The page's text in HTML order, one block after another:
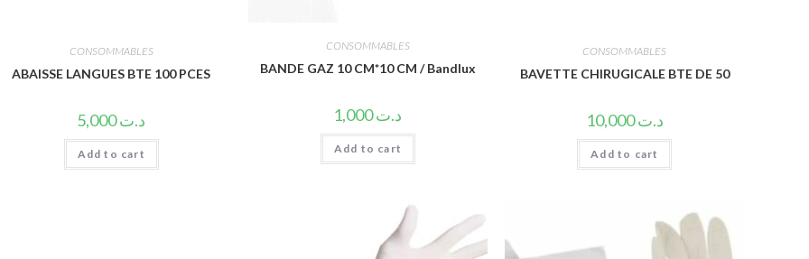
CONSOMMABLES
ABAISSE LANGUES BTE 100 PCES
د.ت5,000
Add to cart
CONSOMMABLES
BANDE GAZ 10 CM*10 CM / Bandlux
د.ت1,000
Add to cart
CONSOMMABLES
BAVETTE CHIRUGICALE BTE DE 50
د.ت10,000
Add to cart